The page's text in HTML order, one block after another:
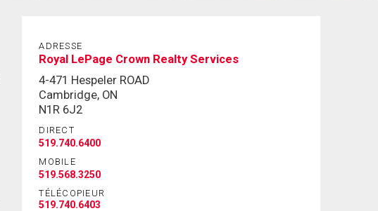
ADRESSE
Royal LePage Crown Realty Services
4-471 Hespeler ROAD
Cambridge, ON
N1R 6J2
DIRECT
519.740.6400
MOBILE
519.568.3250
TÉLÉCOPIEUR
519.740.6403